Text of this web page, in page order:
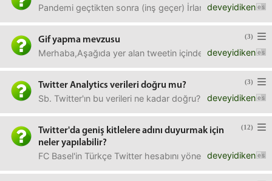
deveyidiken
Pandemi geçtikten sonra (inş geçer) İrlanda'ya Work
(3)
Gif yapma mevzusu
deveyidiken
Merhaba,Aşağıda yer alan tweetin içindekine benzer
(3)
Twitter Analytics verileri doğru mu?
deveyidiken
Sb. Twitter'ın bu verileri ne kadar doğru? https://
(12)
Twitter'da geniş kitlelere adını duyurmak için
neler yapılabilir?
deveyidiken
FC Basel'in Türkçe Twitter hesabını yönetiyorum dört